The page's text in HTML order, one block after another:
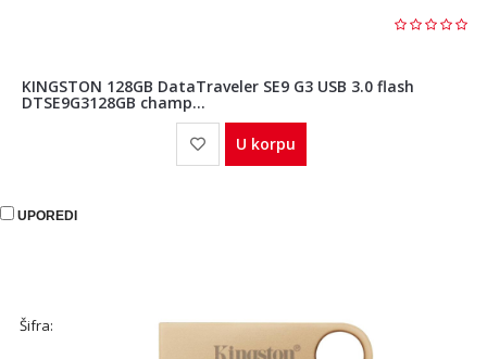
KINGSTON 128GB DataTraveler SE9 G3 USB 3.0 flash
DTSE9G3128GB champ...
U korpu
UPOREDI
Šifra: